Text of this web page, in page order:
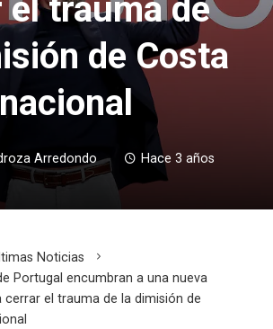
el trauma de
de Costa
Arredondo Hace 3 años
Noticias
Portugal encumbran a una nueva
cerrar el trauma de la dimisión de